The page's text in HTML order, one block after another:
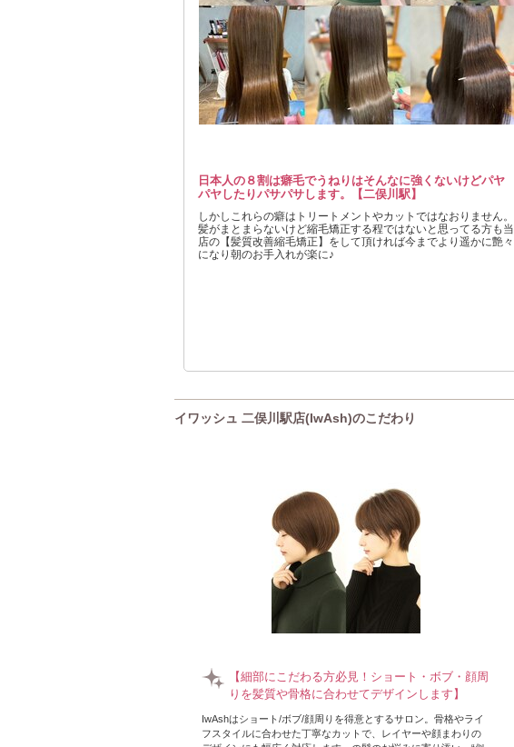
日本人の８割は癖毛でうねりはそんなに強くないけどパヤ
パヤしたりパサパサします。【二俣川駅】
しかしこれらの癖はトリートメントやカットではなおりません。
髪がまとまらないけど縮毛矯正する程ではないと思ってる方も当
店の【髪質改善縮毛矯正】をして頂ければ今までより遥かに艶々
になり朝のお手入れが楽に♪
イワッシュ 二俣川駅店(IwAsh)のこだわり
【細部にこだわる方必見！ショート・ボブ・顔周
りを髪質や骨格に合わせてデザインします】
IwAshはショート/ボブ/顔周りを得意とするサロン。骨格やライ
フスタイルに合わせた丁寧なカットで、レイヤーや顔まわりの